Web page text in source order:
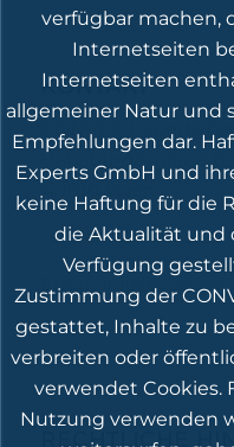
KONTAKT
Habsburgergasse 6-
A-1010 Wien
Telefon: 0043 1 3615
Email:
RECHTLICHE
verfügbar machen,
Internetseiten
Internetseiten
allgemeiner Natur und
Empfehlungen dar.
Experts GmbH und
keine Haftung für die
die Aktualität und
Verfügung
Zustimmung der
gestattet, Inhalte zu
verbreiten oder
verwendet Cookies.
Nutzung verwenden